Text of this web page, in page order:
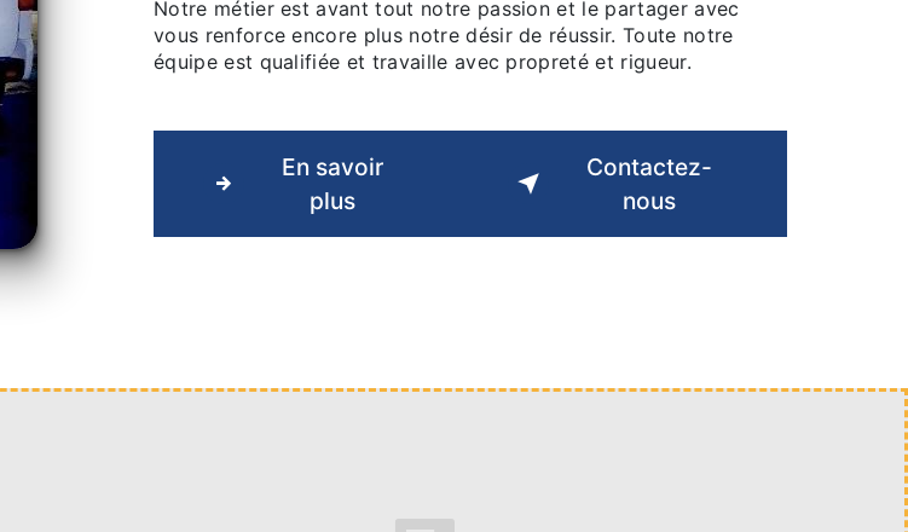
Notre métier est avant tout notre passion et le partager avec
vous renforce encore plus notre désir de réussir. Toute notre
équipe est qualifiée et travaille avec propreté et rigueur.
En savoir
plus
Contactez-
nous